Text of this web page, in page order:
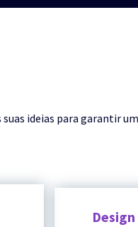
ideias para garantir